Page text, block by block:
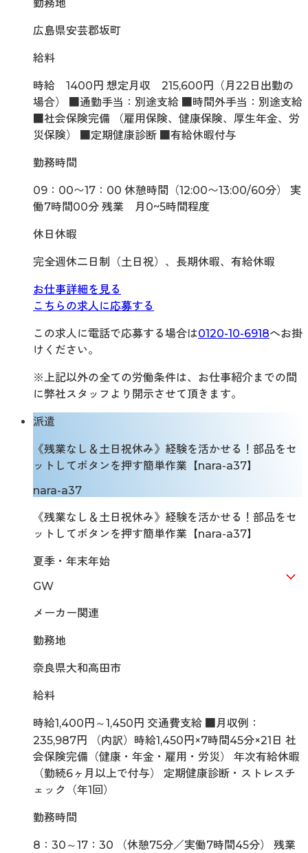
勤務地
広島県安芸郡坂町
給料
時給 1400円 想定月収 215,600円（月22日出勤の
場合） ■通勤手当：別途支給 ■時間外手当：別途支給
■社会保険完備 （雇用保険、健康保険、厚生年金、労
災保険） ■定期健康診断 ■有給休暇付与
勤務時間
09：00〜17：00 休憩時間（12:00〜13:00/60分） 実
働7時間00分 残業 月0~5時間程度
休日休暇
完全週休二日制（土日祝）、長期休暇、有給休暇
お仕事詳細を見る
こちらの求人に応募する
この求人に電話で応募する場合は0120-10-6918へお掛
けください。
※上記以外の全ての労働条件は、お仕事紹介までの間
に弊社スタッフより開示させて頂きます。
派遣
《残業なし＆土日祝休み》経験を活かせる！部品をセ
ットしてボタンを押す簡単作業【nara-a37】
nara-a37
《残業なし＆土日祝休み》経験を活かせる！部品をセ
ットしてボタンを押す簡単作業【nara-a37】
夏季・年末年始
GW
メーカー関連
勤務地
奈良県大和高田市
給料
時給1,400円～1,450円 交通費支給 ■月収例：
235,987円 （内訳）時給1,450円×7時間45分×21日 社
会保険完備（健康・年金・雇用・労災） 年次有給休暇
（勤続6ヶ月以上で付与） 定期健康診断・ストレスチ
ェック（年1回）
勤務時間
8：30～17：30 （休憩75分／実働7時間45分） 残業